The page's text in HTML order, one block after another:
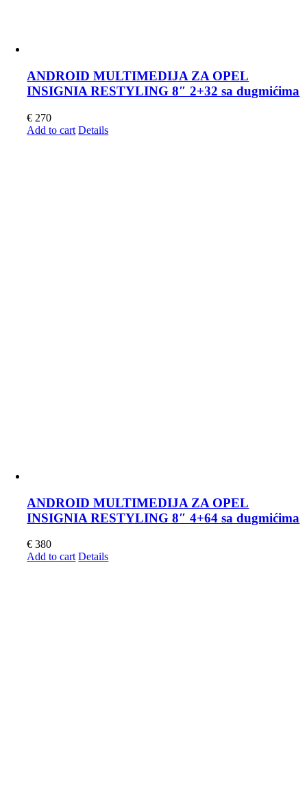
ANDROID MULTIMEDIJA ZA OPEL
INSIGNIA RESTYLING 8″ 2+32 sa dugmićima
€ 270
Add to cart Details
ANDROID MULTIMEDIJA ZA OPEL
INSIGNIA RESTYLING 8″ 4+64 sa dugmićima
€ 380
Add to cart Details